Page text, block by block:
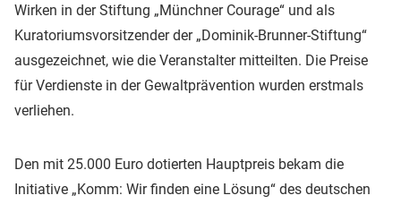
Wirken in der Stiftung „Münchner Courage“ und als
Kuratoriumsvorsitzender der „Dominik-Brunner-Stiftung“
ausgezeichnet, wie die Veranstalter mitteilten. Die Preise
für Verdienste in der Gewaltprävention wurden erstmals
verliehen.
Den mit 25.000 Euro dotierten Hauptpreis bekam die
Initiative „Komm: Wir finden eine Lösung“ des deutschen